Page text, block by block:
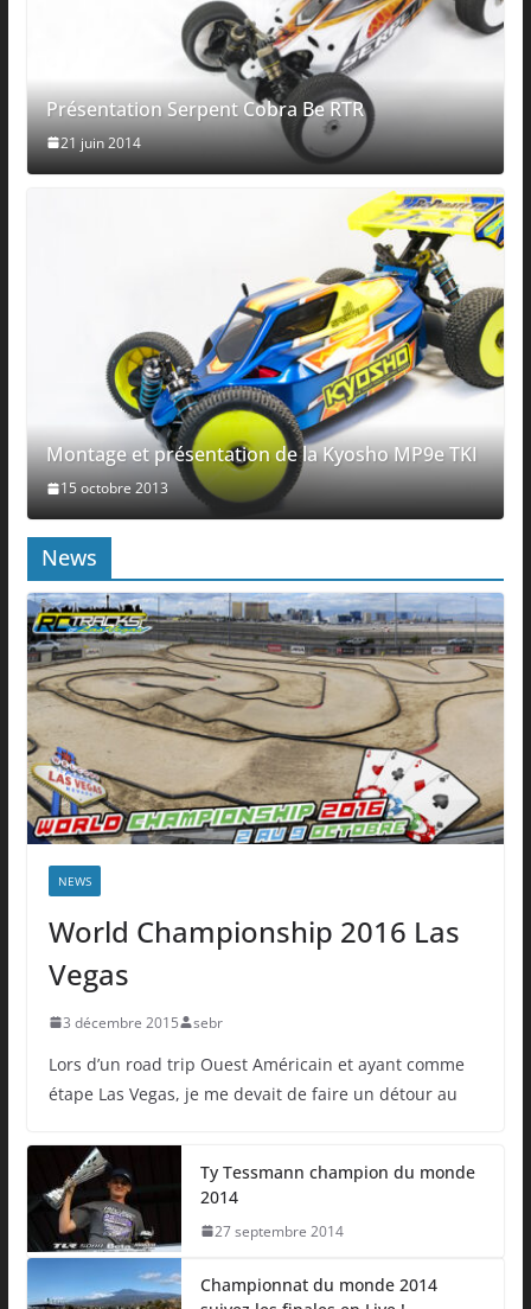
Présentation Serpent Cobra Be RTR
21 juin 2014
Montage et présentation de la Kyosho MP9e TKI
15 octobre 2013
News
NEWS
World Championship 2016 Las
Vegas
3 décembre 2015 sebr
Lors d’un road trip Ouest Américain et ayant comme
étape Las Vegas, je me devait de faire un détour au
Ty Tessmann champion du monde
2014
27 septembre 2014
Championnat du monde 2014